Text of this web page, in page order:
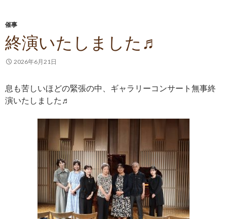
催事
終演いたしました♬
2026年6月21日
息も苦しいほどの緊張の中、ギャラリーコンサート無事終
演いたしました♬